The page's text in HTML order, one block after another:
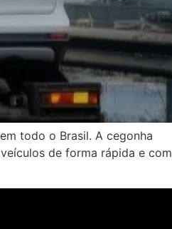
todo o Brasil. A cegonha
de forma rápida e com